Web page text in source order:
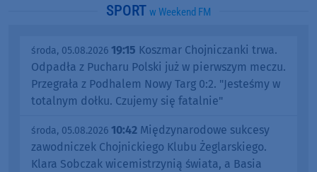
SPORT w Weekend FM
środa, 05.08.2026 19:15 Koszmar Chojniczanki trwa.
Odpadła z Pucharu Polski już w pierwszym meczu.
Przegrała z Podhalem Nowy Targ 0:2. "Jesteśmy w
totalnym dołku. Czujemy się fatalnie"
środa, 05.08.2026 10:42 Międzynarodowe sukcesy
zawodniczek Chojnickiego Klubu Żeglarskiego.
Klara Sobczak wicemistrzynią świata, a Basia